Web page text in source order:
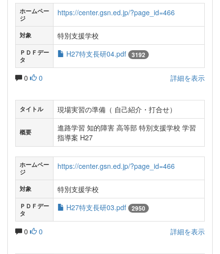
ホームペー
ジ
https://center.gsn.ed.jp/?page_id=466
対象 特別支援学校
ＰＤＦデー
タ
H27特支長研04.pdf 3192
0 0 詳細を表示
タイトル 現場実習の準備（ 自己紹介・打合せ）
概要
進路学習 知的障害 高等部 特別支援学校 学習
指導案 H27
ホームペー
ジ
https://center.gsn.ed.jp/?page_id=466
対象 特別支援学校
ＰＤＦデー
タ
H27特支長研03.pdf 2950
0 0 詳細を表示